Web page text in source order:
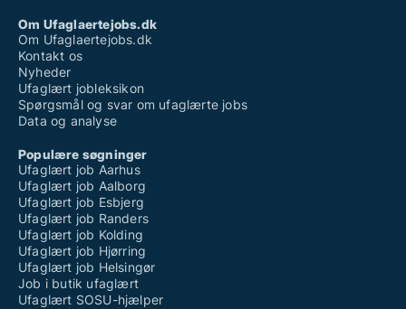
Om Ufaglaertejobs.dk
Om Ufaglaertejobs.dk
Kontakt os
Nyheder
Ufaglært jobleksikon
Spørgsmål og svar om ufaglærte jobs
Data og analyse
Populære søgninger
Ufaglært job Aarhus
Ufaglært job Aalborg
Ufaglært job Esbjerg
Ufaglært job Randers
Ufaglært job Kolding
Ufaglært job Hjørring
Ufaglært job Helsingør
Job i butik ufaglært
Ufaglært SOSU-hjælper